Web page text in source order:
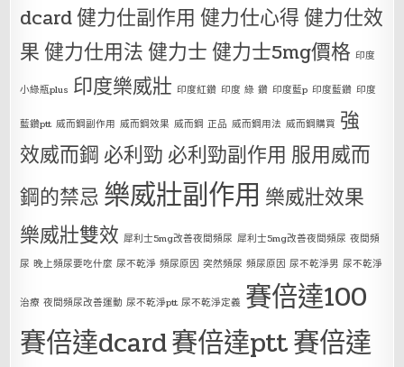
dcard健力仕副作用 健力仕心得健力仕效
果健力仕用法健力士健力士5mg價格 印度
小綠瓶plus 印度樂威壯 印度紅鑽 印度 綠 鑽 印度藍p 印度藍鑽 印度
藍鑽ptt 威而鋼副作用 威而鋼效果 威而鋼 正品 威而鋼用法 威而鋼購買 強
效威而鋼 必利勁 必利勁副作用 服用威而
鋼的禁忌 樂威壯副作用 樂威壯效果
樂威壯雙效 犀利士5mg改善夜間頻尿 犀利士5mg改善夜間頻尿 夜間頻
尿 晚上頻尿要吃什麼 尿不乾淨 頻尿原因 突然頻尿 頻尿原因 尿不乾淨男 尿不乾淨
治療 夜間頻尿改善運動 尿不乾淨ptt 尿不乾淨定義 賽倍達100
賽倍達dcard賽倍達ptt賽倍達